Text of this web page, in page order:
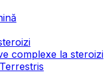
complexe la steroizi